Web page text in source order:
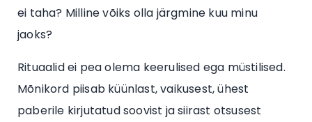
ei taha? Milline võiks olla järgmine kuu minu
jaoks?
Rituaalid ei pea olema keerulised ega müstilised.
Mõnikord piisab küünlast, vaikusest, ühest
paberile kirjutatud soovist ja siirast otsusest